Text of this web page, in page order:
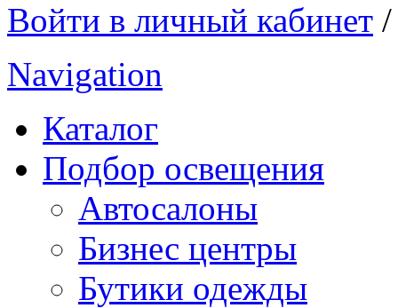
Войти в личный кабинет
Navigation
Каталог
Подбор освещения
Автосалоны
Бизнес центры
Бутики одежды